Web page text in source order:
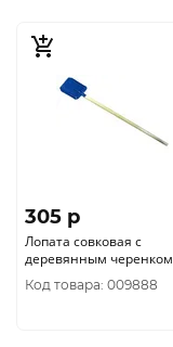
305 p
Лопата совковая с
деревянным черенком
Код товара: 009888